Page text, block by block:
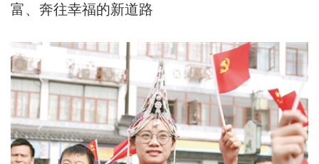
富、奔往幸福的新道路